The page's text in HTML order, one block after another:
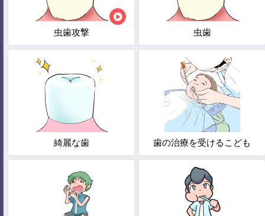
虫歯攻撃 虫歯
綺麗な歯 歯の治療を受けるこども